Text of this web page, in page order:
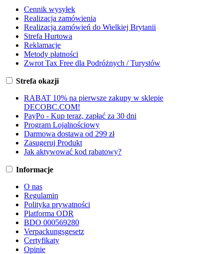
Cennik wysyłek
Realizacja zamówienia
Realizacja zamówień do Wielkiej Brytanii
Strefa Hurtowa
Reklamacje
Metody płatności
Zwrot Tax Free dla Podróżnych / Turystów
Strefa okazji
RABAT 10% na pierwsze zakupy w sklepie
DECOBC.COM!
PayPo - Kup teraz, zapłać za 30 dni
Program Lojalnościowy
Darmowa dostawa od 299 zł
Zasugeruj Produkt
Jak aktywować kod rabatowy?
Informacje
O nas
Regulamin
Polityka prywatności
Platforma ODR
BDO 000569280
Verpackungsgesetz
Certyfikaty
Opinie